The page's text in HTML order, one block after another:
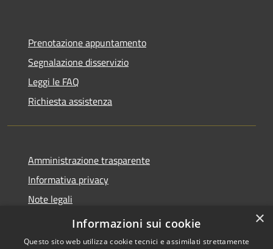
Prenotazione appuntamento
Segnalazione disservizio
Leggi le FAQ
Richiesta assistenza
Amministrazione trasparente
Informativa privacy
Note legali
Dichiarazione di accessibilità
×
Informazioni sui cookie
Questo sito web utilizza cookie tecnici e assimilati strettamente